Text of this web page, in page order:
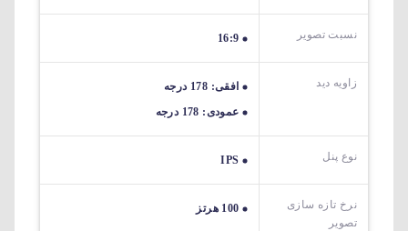
نسبت تصویر 16:9
زاویه دید
افقی: 178 درجه
عمودی: 178 درجه
نوع پنل IPS
نرخ تازه سازی
تصویر
100 هرتز